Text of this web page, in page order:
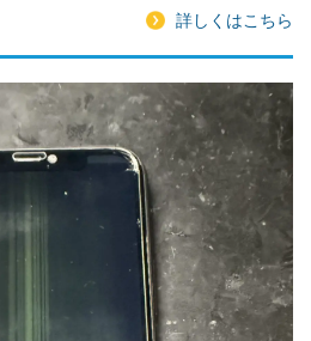
詳しくはこちら